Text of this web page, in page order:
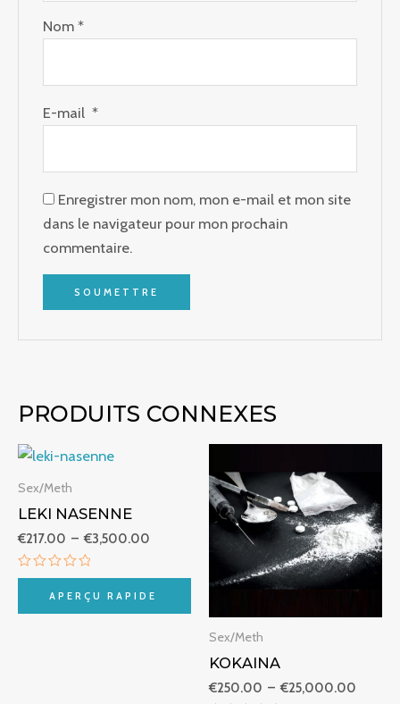
Nom*
E-mail*
Enregistrer mon nom, mon e-mail et mon site
dans le navigateur pour mon prochain
commentaire.
PRODUITS CONNEXES
Sex/Meth
LEKI NASENNE
€217.00 – €3,500.00
Note
5
APERÇU RAPIDE
Sex/Meth
KOKAINA
€250.00 – €25,000.00
à